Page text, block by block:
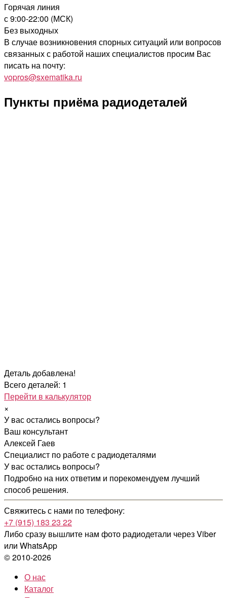
Горячая линия
с 9:00-22:00 (МСК)
Без выходных
В случае возникновения спорных ситуаций или вопросов
связанных с работой наших специалистов просим Вас
писать на почту:
vopros@sxematika.ru
Пункты приёма радиодеталей
Деталь добавлена!
Всего деталей: 1
Перейти в калькулятор
×
У вас остались вопросы?
Ваш консультант
Алексей Гаев
Специалист по работе с радиодеталями
У вас остались вопросы?
Подробно на них ответим и порекомендуем лучший
способ решения.
Свяжитесь с нами по телефону:
+7 (915) 183 23 22
Либо сразу вышлите нам фото радиодетали через Viber
или WhatsApp
© 2010-2026
О нас
Каталог